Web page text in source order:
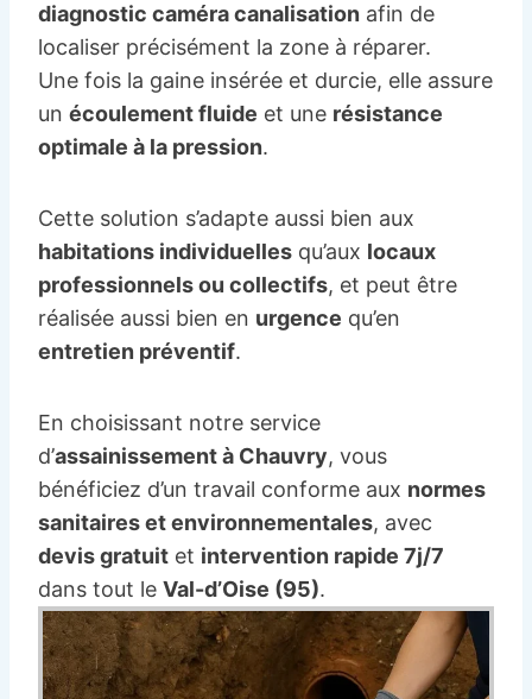
diagnostic caméra canalisation afin de
localiser précisément la zone à réparer.
Une fois la gaine insérée et durcie, elle assure
un écoulement fluide et une résistance
optimale à la pression.
Cette solution s’adapte aussi bien aux
habitations individuelles qu’aux locaux
professionnels ou collectifs, et peut être
réalisée aussi bien en urgence qu’en
entretien préventif.
En choisissant notre service
d’assainissement à Chauvry, vous
bénéficiez d’un travail conforme aux normes
sanitaires et environnementales, avec
devis gratuit et intervention rapide 7j/7
dans tout le Val-d’Oise (95).